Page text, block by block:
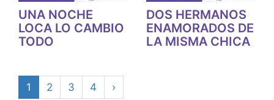
UNA NOCHE
LOCA LO CAMBIO
TODO
DOS HERMANOS
ENAMORADOS DE
LA MISMA CHICA
1 2 3 4 ›